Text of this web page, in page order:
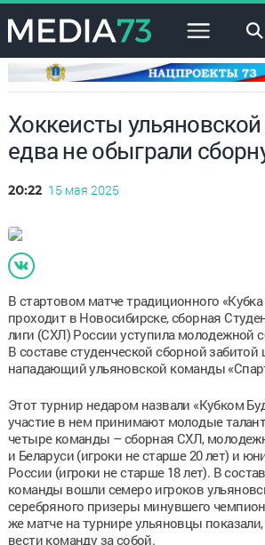
×
Хоккеисты
едва не обыграли
20:22 15 мая 2025
В стартовом матче традиционного
проходит в Новосибирске, сборная
лиги (СХЛ) России уступила молодежной
В составе студенческой сборной
нападающий ульяновской команды
Этот турнир недаром назвали «Кубком
участие в нем принимают молодые
четыре команды – сборная СХЛ,
и Беларуси (игроки не старше 20 лет) и
России (игроки не старше 18 лет). В
команды вошли семеро игроков
серебряного призеры минувшего
же матче на турнире ульяновцы
вести команду за собой.